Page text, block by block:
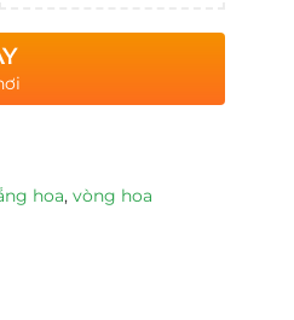
hoa, vòng hoa